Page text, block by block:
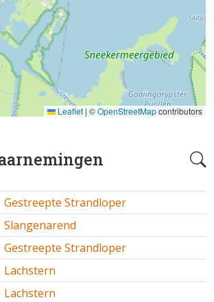
Gestreepte Strandloper
Slangenarend
Gestreepte Strandloper
Lachstern
Lachstern
Leaflet | ©OpenStreetMapcontributors